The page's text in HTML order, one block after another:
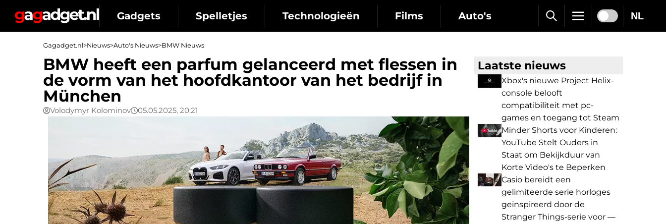
Gadgets Spelletjes Technologieën Films Auto's NL
Gagadget.nl>Nieuws>Auto's Nieuws>BMW Nieuws
BMW heeft een parfum gelanceerd met flessen in
de vorm van het hoofdkantoor van het bedrijf in
München
Volodymyr Kolominov 05.05.2025, 20:21
Laatste nieuws
Xbox's nieuwe Project Helix-
console belooft
compatibiliteit met pc-
games en toegang tot Steam
Minder Shorts voor Kinderen:
YouTube Stelt Ouders in
Staat om Bekijkduur van
Korte Video's te Beperken
Casio bereidt een
gelimiteerde serie horloges
geïnspireerd door de
Stranger Things-serie voor —